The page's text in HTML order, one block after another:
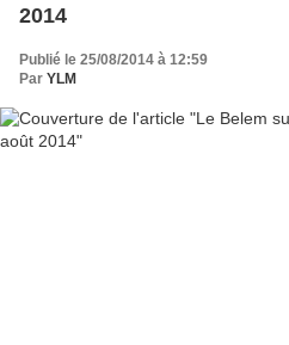
2014
Publié le 25/08/2014 à 12:59
Par YLM